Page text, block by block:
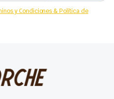
y Condiciones & Política de